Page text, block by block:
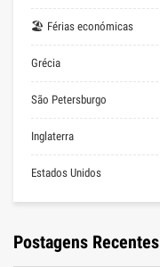
🏖 Férias económicas
Grécia
São Petersburgo
Inglaterra
Estados Unidos
Postagens Recentes